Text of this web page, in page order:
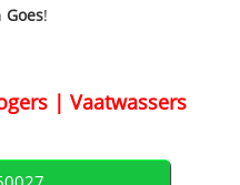
Goes!
| Vaatwassers